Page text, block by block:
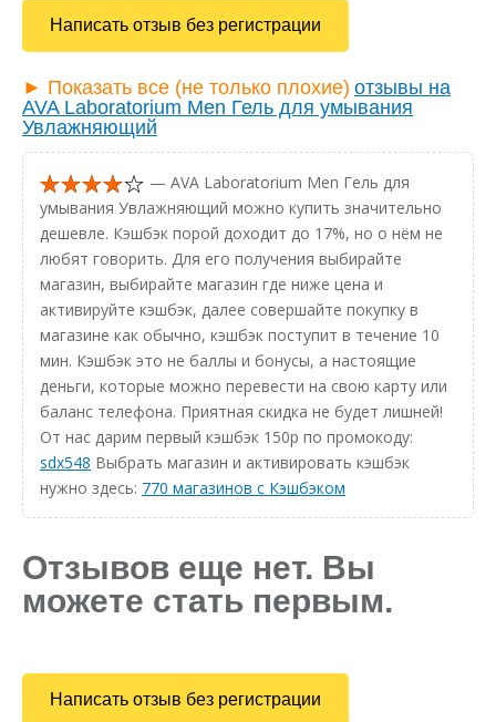
Написать отзыв без регистрации
► Показать все (не только плохие) отзывы на
AVA Laboratorium Men Гель для умывания
Увлажняющий
— AVA Laboratorium Men Гель для
умывания Увлажняющий можно купить значительно
дешевле. Кэшбэк порой доходит до 17%, но о нём не
любят говорить. Для его получения выбирайте
магазин, выбирайте магазин где ниже цена и
активируйте кэшбэк, далее совершайте покупку в
магазине как обычно, кэшбэк поступит в течение 10
мин. Кэшбэк это не баллы и бонусы, а настоящие
деньги, которые можно перевести на свою карту или
баланс телефона. Приятная скидка не будет лишней!
От нас дарим первый кэшбэк 150р по промокоду:
sdx548 Выбрать магазин и активировать кэшбэк
нужно здесь: 770 магазинов с Кэшбэком
Отзывов еще нет. Вы
можете стать первым.
Написать отзыв без регистрации